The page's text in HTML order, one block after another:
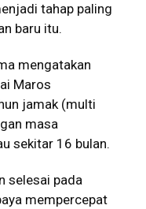
tahap paling
baru itu.
mengatakan
Maros
jamak (multi
masa
sekitar 16 bulan.
selesai pada
mempercepat